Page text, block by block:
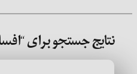
نتایج جستجو برای